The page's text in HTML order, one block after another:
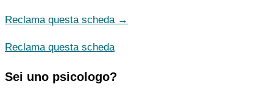
Reclama questa scheda →
Reclama questa scheda
Sei uno psicologo?